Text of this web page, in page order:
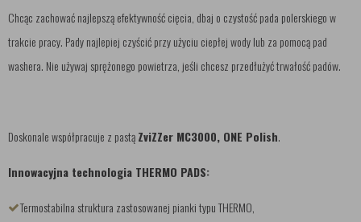
Chcąc zachować najlepszą efektywność cięcia, dbaj o czystość pada polerskiego w
trakcie pracy. Pady najlepiej czyścić przy użyciu ciepłej wody lub za pomocą pad
washera. Nie używaj sprężonego powietrza, jeśli chcesz przedłużyć trwałość padów.
Doskonale współpracuje z pastąZviZZer MC3000, ONE Polish.
Innowacyjna technologia THERMO PADS:
Termostabilna struktura zastosowanej pianki typu THERMO,